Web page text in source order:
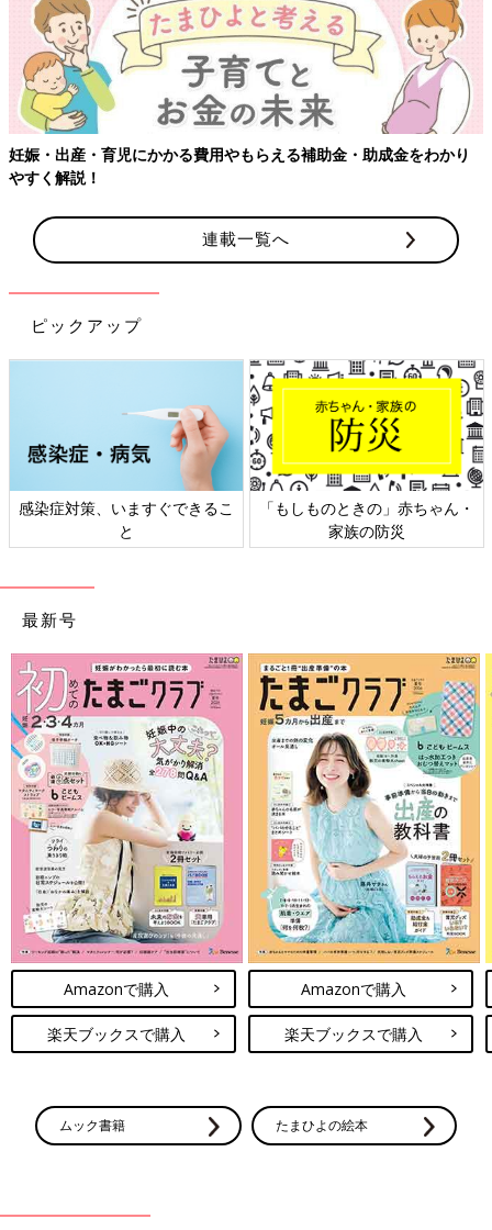
【ワクチン接種できるものも】妊婦の感染症対策、知っておいて
連載一覧へ
ピックアップ
・
日本外来小児科学会リーフレッ
六星占術 細木かおりさんの
相談
最新号
Amazonで購入
楽天ブックスで購入
Amazonで購入
楽天ブックスで購入
ムック書籍 たまひよの絵本